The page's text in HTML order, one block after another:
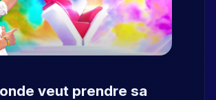
veut prendre sa